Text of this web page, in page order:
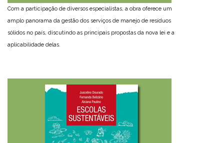
Com a participação de diversos especialistas, a obra oferece um
amplo panorama da gestão dos serviços de manejo de resíduos
sólidos no país, discutindo as principais propostas da nova lei e a
aplicabilidade delas.